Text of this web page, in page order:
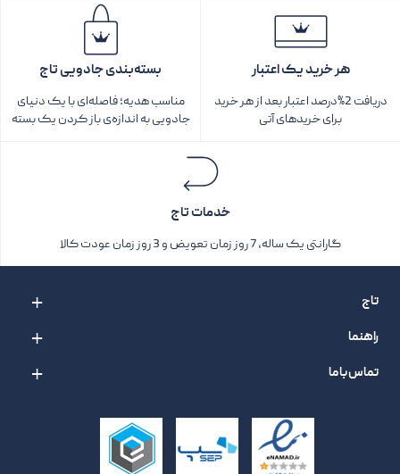
هر خرید یک اعتبار
دریافت 2%درصد اعتبار بعد از هر خرید
برای خریدهای آتی
بسته‌بندی جادویی تاج
مناسب هدیه؛ فاصله‌ای با یک دنیای
جادویی به اندازه‌ی باز کردن یک بسته‌
خدمات تاج
گارانتی یک ساله، 7 روز زمان تعویض و 3 روز زمان عودت کالا
تاج
راهنما
تماس با ما